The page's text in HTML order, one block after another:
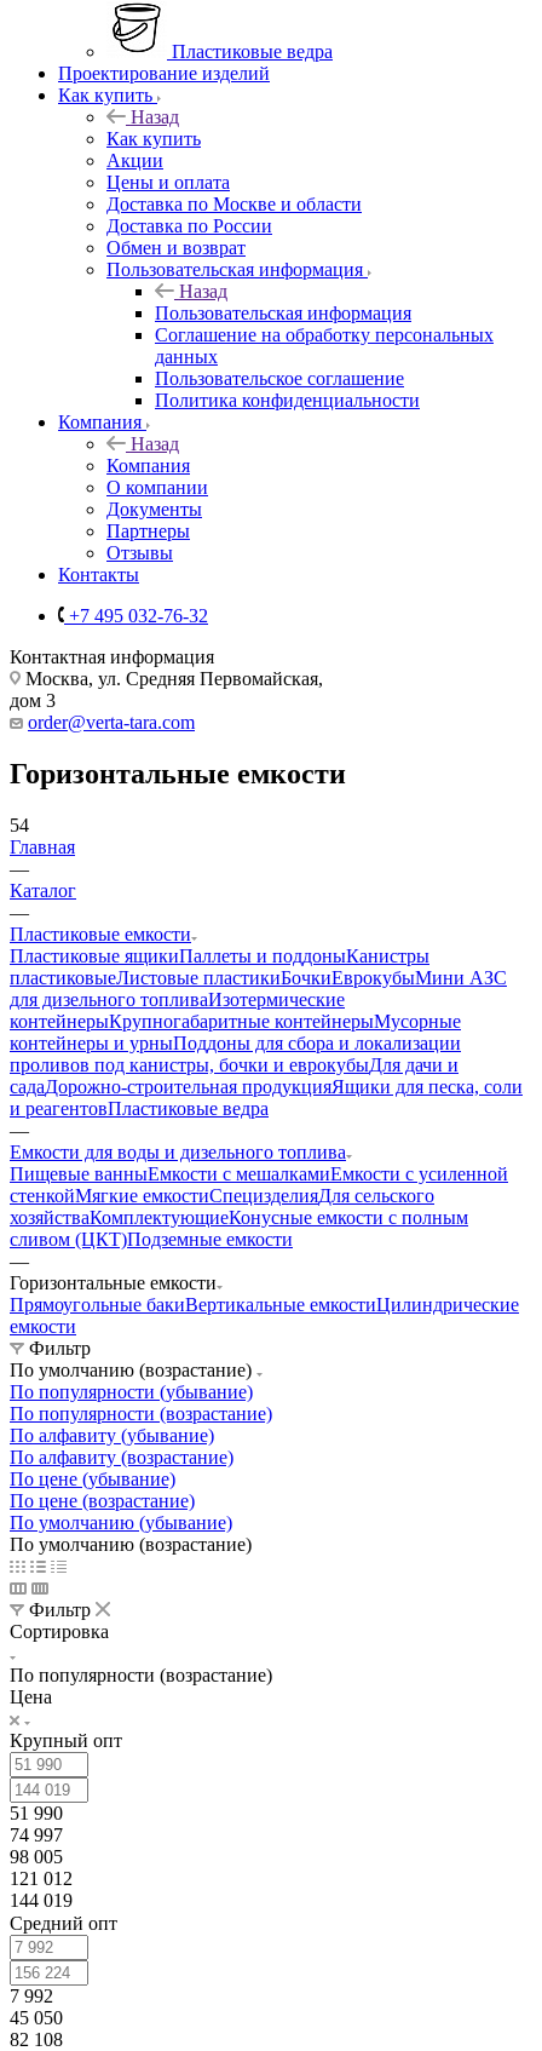
Пластиковые ведра
Проектирование изделий
Как купить
Назад
Как купить
Акции
Цены и оплата
Доставка по Москве и области
Доставка по России
Обмен и возврат
Пользовательская информация
Назад
Пользовательская информация
Соглашение на обработку персональных
данных
Пользовательское соглашение
Политика конфиденциальности
Компания
Назад
Компания
О компании
Документы
Партнеры
Отзывы
Контакты
+7 495 032-76-32
Контактная информация
Москва, ул. Средняя Первомайская,
дом 3
order@verta-tara.com
Горизонтальные емкости
54
Главная
—
Каталог
—
Пластиковые емкости
Пластиковые ящикиПаллеты и поддоныКанистры
пластиковыеЛистовые пластикиБочкиЕврокубыМини АЗС
для дизельного топливаИзотермические
контейнерыКрупногабаритные контейнерыМусорные
контейнеры и урныПоддоны для сбора и локализации
проливов под канистры, бочки и еврокубыДля дачи и
садаДорожно-строительная продукцияЯщики для песка, соли
и реагентовПластиковые ведра
—
Емкости для воды и дизельного топлива
Пищевые ванныЕмкости с мешалкамиЕмкости с усиленной
стенкойМягкие емкостиСпецизделияДля сельского
хозяйстваКомплектующиеКонусные емкости с полным
сливом (ЦКТ)Подземные емкости
—
Горизонтальные емкости
Прямоугольные бакиВертикальные емкостиЦилиндрические
емкости
Фильтр
По умолчанию (возрастание)
По популярности (убывание)
По популярности (возрастание)
По алфавиту (убывание)
По алфавиту (возрастание)
По цене (убывание)
По цене (возрастание)
По умолчанию (убывание)
По умолчанию (возрастание)
Фильтр
Сортировка
По популярности (возрастание)
Цена
Крупный опт
51 990
74 997
98 005
121 012
144 019
Средний опт
7 992
45 050
82 108